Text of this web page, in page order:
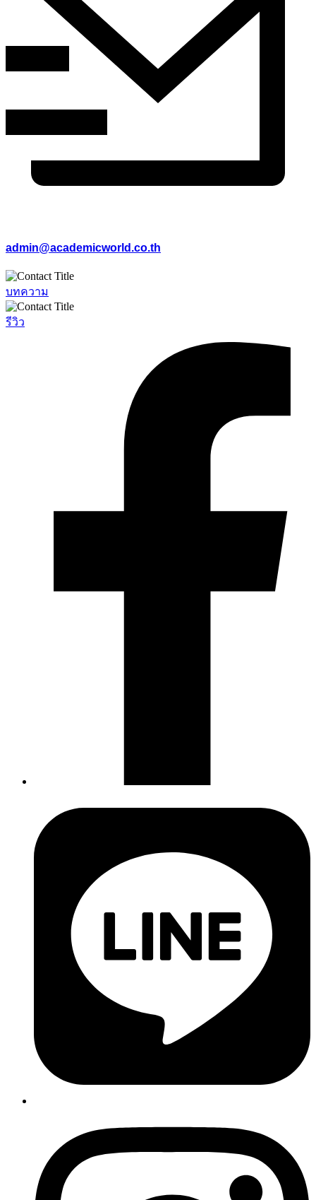
admin@academicworld.co.th
บทความ
รีวิว